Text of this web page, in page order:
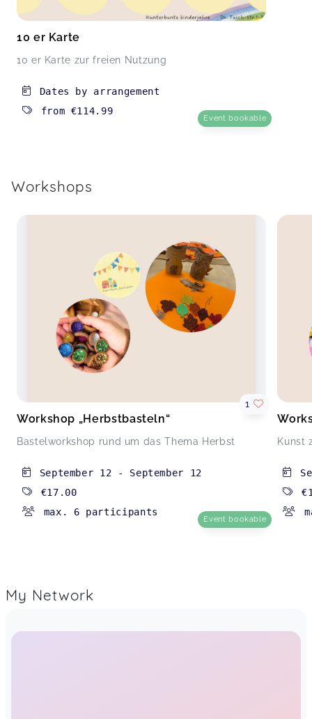
Offene Spielgruppe
10 er Karte
10 er Karte zur freien Nutzung
Dates by arrangement
from €114.99
Event bookable
Workshops
Workshop „Herbstbasteln“
Bastelworkshop rund um das Thema Herbst
1
September 12 - September 12
€17.00
max. 6 participants
Event bookable
Kunst
My Network